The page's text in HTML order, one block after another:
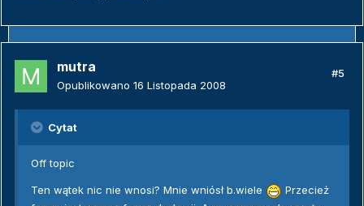
mutra
Opublikowano 16 Listopada 2008
#5
Cytat
Off topic
Ten wątek nic nie wnosi? Mnie wniósł b.wiele
Przecież